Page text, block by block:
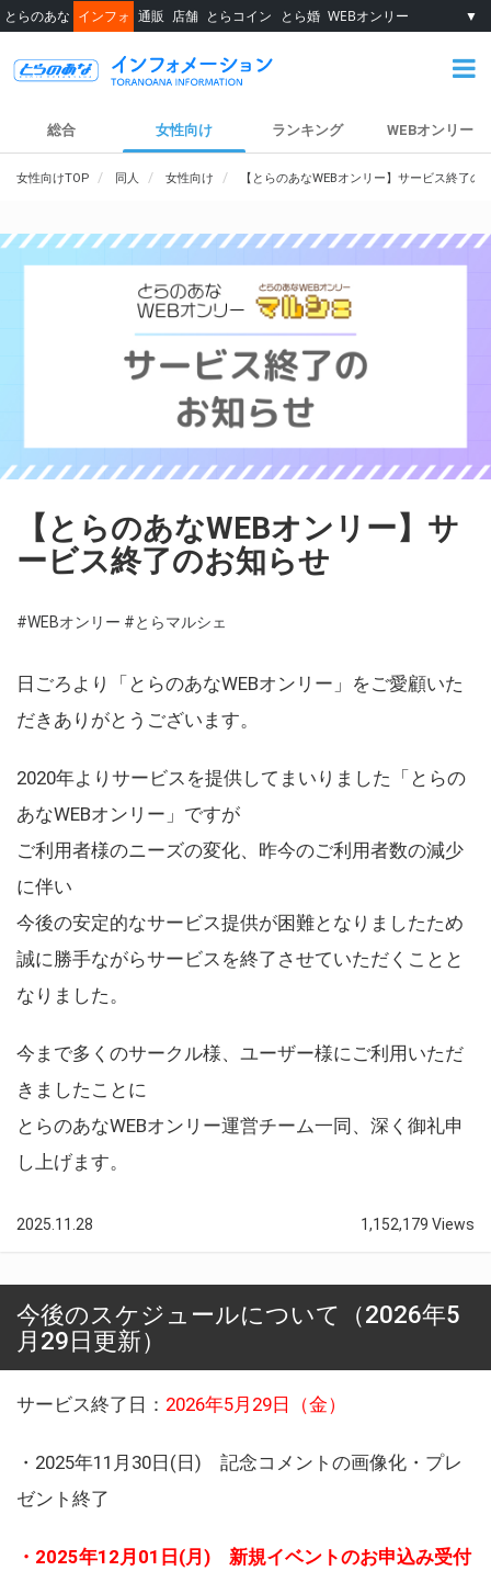
とらのあな インフォ 通販 店舗 とらコイン とら婚 WEBオンリー ▼
総合 女性向け ランキング WEBオンリー
女性向けTOP 同人 女性向け 【とらのあなWEBオンリー】サービス終了の
【とらのあなWEBオンリー】サ
ービス終了のお知らせ
#WEBオンリー #とらマルシェ
日ごろより「とらのあなWEBオンリー」をご愛顧いた
だきありがとうございます。
2020年よりサービスを提供してまいりました「とらの
あなWEBオンリー」ですが
ご利用者様のニーズの変化、昨今のご利用者数の減少
に伴い
今後の安定的なサービス提供が困難となりましたため
誠に勝手ながらサービスを終了させていただくことと
なりました。
今まで多くのサークル様、ユーザー様にご利用いただ
きましたことに
とらのあなWEBオンリー運営チーム一同、深く御礼申
し上げます。
2025.11.28 1,152,179 Views
今後のスケジュールについて（2026年5
月29日更新）
サービス終了日： 2026年5月29日（金）
・2025年11月30日(日) 記念コメントの画像化・プレ
ゼント終了
・2025年12月01日(月) 新規イベントのお申込み受付